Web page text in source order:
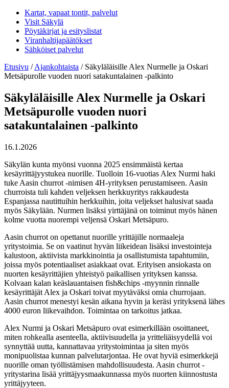
Kartat, vapaat tontit, palvelut
Visit Säkylä
Pöytäkirjat ja esityslistat
Viranhaltijapäätökset
Sähköiset palvelut
Etusivu /Ajankohtaista / Säkyläläisille Alex Nurmelle ja Oskari
Metsäpurolle vuoden nuori satakuntalainen -palkinto
Säkyläläisille Alex Nurmelle ja Oskari
Metsäpurolle vuoden nuori
satakuntalainen -palkinto
16.1.2026
Säkylän kunta myönsi vuonna 2025 ensimmäistä kertaa
kesäyrittäjyystukea nuorille. Tuolloin 16-vuotias Alex Nurmi haki
tuke Aasin churrot -nimisen 4H-yrityksen perustamiseen. Aasin
churroista tuli kahden veljeksen herkkuyritys rakkaudesta
Espanjassa nautittuihin herkkuihin, joita veljekset halusivat saada
myös Säkylään. Nurmen lisäksi yirttäjänä on toiminut myös hänen
kolme vuotta nuorempi veljensä Oskari Metsäpuro.
Aasin churrot on opettanut nuorille yrittäjille normaaleja
yritystoimia. Se on vaatinut hyvän liikeidean lisäksi investointeja
kalustoon, aktiivista markkinointia ja osallistumista tapahtumiin,
joissa myös potentiaaliset asiakkaat ovat. Erityisen ansiokasta on
nuorten kesäyrittäjien yhteistyö paikallisen yrityksen kanssa.
Kolvaan kalan keäslauantaisen fish&chips -myynnin rinnalle
kesäyrittäjät Alex ja Oskari toivat myytäväksi omia churrojaan.
Aasin churrot menestyi kesän aikana hyvin ja keräsi yrityksenä lähes
4000 euron liikevaihdon. Toimintaa on tarkoitus jatkaa.
Alex Nurmi ja Oskari Metsäpuro ovat esimerkillään osoittaneet,
miten rohkealla asenteella, aktiivisuudella ja yritteliäisyydellä voi
synnyttää uutta, kannattavaa yritystoimintaa ja siten myös
monipuolistaa kunnan palvelutarjontaa. He ovat hyviä esimerkkejä
nuorille oman työllistämisen mahdollisuudesta. Aasin churrot -
yritystarina lisää yrittäjyysmaakunnassa myös nuorten kiinnostusta
yrittäjyyteen.